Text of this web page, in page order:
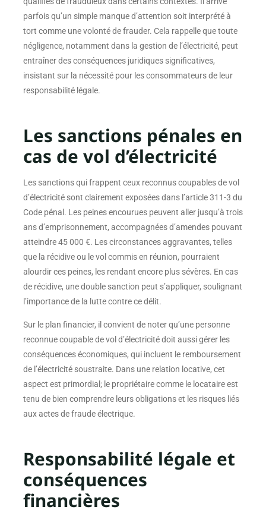
parfois qu’un simple manque d’attention soit interprété à
tort comme une volonté de frauder. Cela rappelle que toute
négligence, notamment dans la gestion de l’électricité, peut
entraîner des conséquences juridiques significatives,
insistant sur la nécessité pour les consommateurs de leur
responsabilité légale.
Les sanctions pénales en
cas de vol d’électricité
Les sanctions qui frappent ceux reconnus coupables de vol
d’électricité sont clairement exposées dans l’article 311-3 du
Code pénal. Les peines encourues peuvent aller jusqu’à trois
ans d’emprisonnement, accompagnées d’amendes pouvant
atteindre 45 000 €. Les circonstances aggravantes, telles
que la récidive ou le vol commis en réunion, pourraient
alourdir ces peines, les rendant encore plus sévères. En cas
de récidive, une double sanction peut s’appliquer, soulignant
l’importance de la lutte contre ce délit.
Sur le plan financier, il convient de noter qu’une personne
reconnue coupable de vol d’électricité doit aussi gérer les
conséquences économiques, qui incluent le remboursement
de l’électricité soustraite. Dans une relation locative, cet
aspect est primordial; le propriétaire comme le locataire est
tenu de bien comprendre leurs obligations et les risques liés
aux actes de fraude électrique.
Responsabilité légale et
conséquences
financières